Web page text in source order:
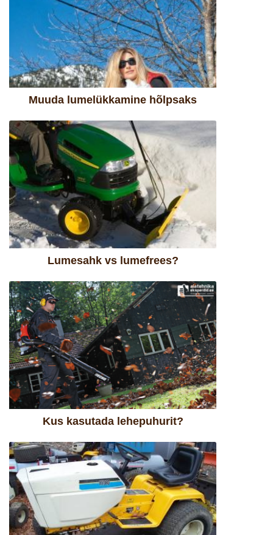
Muuda lumelükkamine hõlpsaks
Lumesahk vs lumefrees?
Kus kasutada lehepuhurit?